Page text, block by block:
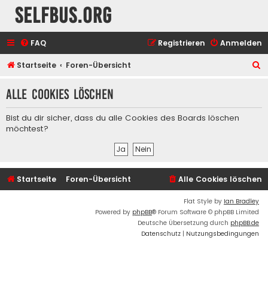
selfbus.org
FAQ Anmelden
Registrieren
Startseite Foren-Übersicht
h
Alle Cookies löschen
Bist du dir sicher, dass du alle Cookies des Boards löschen
möchtest?
Startseite Foren-Übersicht Alle Cookies löschen
Flat Style by Ian Bradley
Powered by phpBB® Forum Software © phpBB Limited
Deutsche Übersetzung durch phpBB.de
Datenschutz | Nutzungsbedingungen